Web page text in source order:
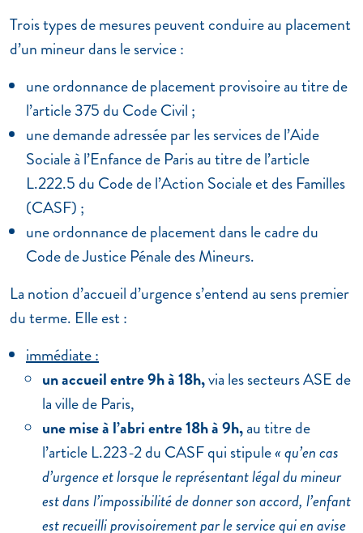
Trois types de mesures peuvent conduire au placement
d’un mineur dans le service :
une ordonnance de placement provisoire au titre de
l’article 375 du Code Civil ;
une demande adressée par les services de l’Aide
Sociale à l’Enfance de Paris au titre de l’article
L.222.5 du Code de l’Action Sociale et des Familles
(CASF) ;
une ordonnance de placement dans le cadre du
Code de Justice Pénale des Mineurs.
La notion d’accueil d’urgence s’entend au sens premier
du terme. Elle est :
immédiate :
un accueil entre 9h à 18h,via les secteurs ASE de
la ville de Paris,
une mise à l’abri entre 18h à 9h,au titre de
l’article L.223-2 du CASF qui stipule« qu’en cas
d’urgence et lorsque le représentant légal du mineur
est dans l’impossibilité de donner son accord, l’enfant
est recueilli provisoirement par le service qui en avise